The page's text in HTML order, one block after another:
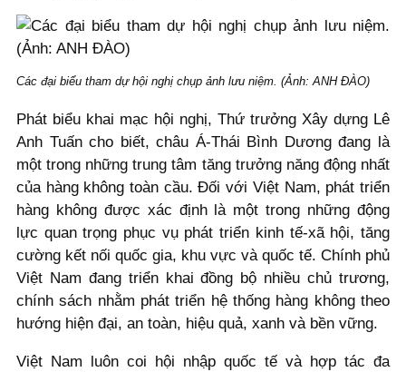
Các đại biểu tham dự hội nghị chụp ảnh lưu niệm. (Ảnh: ANH ĐÀO)
Phát biểu khai mạc hội nghị, Thứ trưởng Xây dựng Lê
Anh Tuấn cho biết, châu Á-Thái Bình Dương đang là
một trong những trung tâm tăng trưởng năng động nhất
của hàng không toàn cầu. Đối với Việt Nam, phát triển
hàng không được xác định là một trong những động
lực quan trọng phục vụ phát triển kinh tế-xã hội, tăng
cường kết nối quốc gia, khu vực và quốc tế. Chính phủ
Việt Nam đang triển khai đồng bộ nhiều chủ trương,
chính sách nhằm phát triển hệ thống hàng không theo
hướng hiện đại, an toàn, hiệu quả, xanh và bền vững.
Việt Nam luôn coi hội nhập quốc tế và hợp tác đa